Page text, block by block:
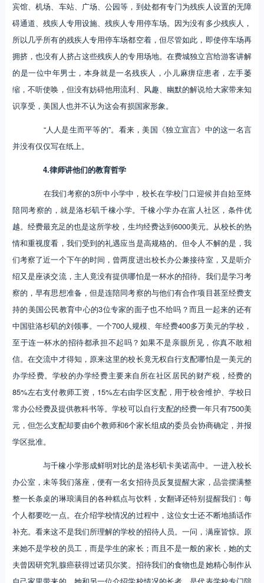
宾馆、机场、车站、广场、公园等，到处都有专门为残疾人设置的无障
碍通道、残疾人专用设施、残疾人专用停车场。因为没有多少残疾人，
所以几乎所有的残疾人专用停车场都空着，但尽管如此，即使停车场再
拥挤，也没有人挤占这些残疾人的专用场地。在费城独立宫给游客讲解
的是一位中年男士，本身就是一名残疾人，小儿麻痹症患者，左手萎
缩，不听使唤，但没有妨碍他用流利、风趣、幽默的解说给大家带来知
识享受，美国人也并不认为这会有损国家形象。
“人人是生而平等的”。看来，美国《独立宣言》中的这一名言
并没有仅仅写在纸上。
4.律师讲他们的教育哲学
在我们考察的3所中小学中，校长在学校门口迎候并自始至终
陪同考察的，就是洛杉矶千橡小学。千橡小学办在富人社区，条件优
越。经费最充足的也是这所学校，生均经费达到6000美元。从校长的热
情和重视度看，我们受到的礼遇应当是高规格的。但令人不解的是，我
们考察了近一个下午的时间，曾两度进出校长办公兼接待室，又是听介
绍又是座谈交流，主人竟没有提供哪怕是一杯水的招待。我们是学习考
察的，早有思想准备，但是连陪同考察的与他们有合作项目甚至经费支
持的美国公民教育中心的3位专家的面子也不给吗？而且一起来的还有
中国驻洛杉矶的刘领事。一个700人规模、年经费400多万美元的学校，
至于连一杯水的招待都承担不起吗？如果不是亲眼所见，你真不敢相
信。在交流中才得知，原来这里的校长竟无权自行支配哪怕是一美元的
办学经费。学校的办学经费主要来自所在社区居民的财产税，经费的
85%左右支付教师工资，15%左右由学区支配，用于校舍维护、学校日
常办公经费及提供教科书等。学校可以自行支配的经费一年只有7500美
元，但怎么支配却要由6个教师和6个家长组成的委员会协商确定，并报
学区批准。
与千橡小学形成鲜明对比的是洛杉矶卡美诺高中。一进入校长
办公室，未等我们落座，便有一名女招待员反复提醒大家，品尝摆满整
整一长条桌的琳琅满目的各种糕点与饮料，女翻译还特别提醒我们：每
个人都要吃一点。在介绍学校情况的过程中，这位女士还不断地插话作
补充。看来这不是我们所理解的学校的招待人员。一问，满座皆惊。原
来她不是学校的员工，而是学生的家长；而且不是一般的家长，她的丈
夫曾因研究乳腺癌获得过诺贝尔奖。招待我们的食物也是她精心制作从